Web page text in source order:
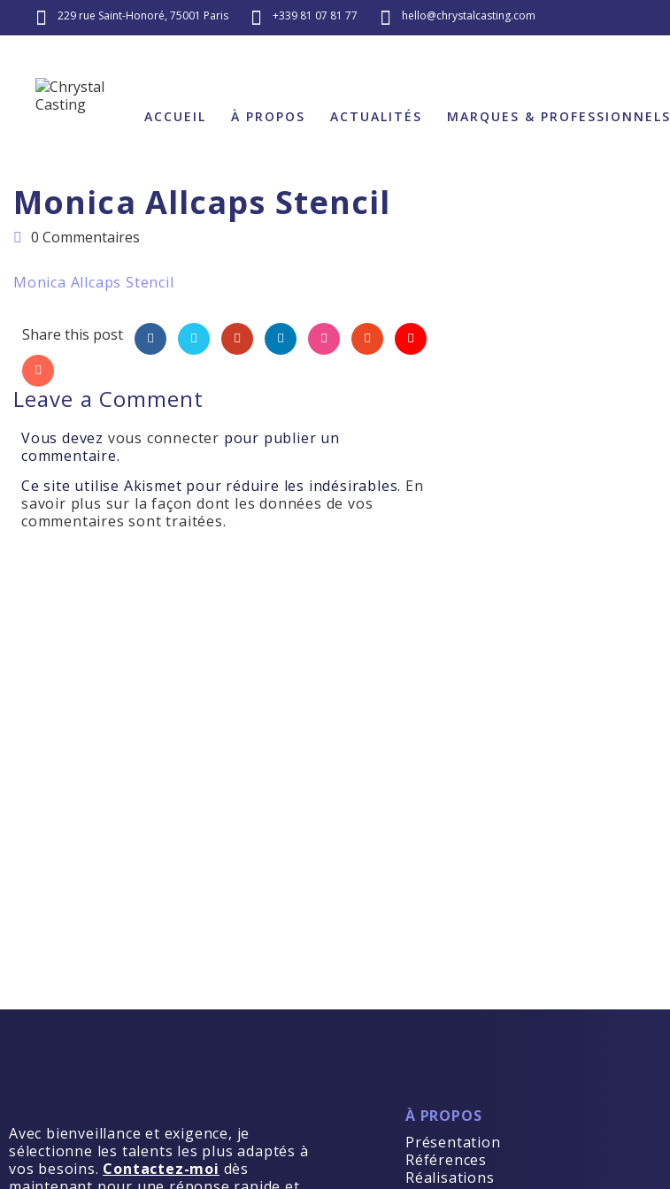
229 rue Saint-Honoré, 75001 Paris +339 81 07 81 77 hello@chrystalcasting.com
ACCUEIL À PROPOS ACTUALITÉS MARQUES & PROFESSIONNELS
Monica Allcaps Stencil
0 Commentaires
Monica Allcaps Stencil
Share this post
Leave a Comment
Vous devez vous connecter pour publier un
commentaire.
Ce site utilise Akismet pour réduire les indésirables. En
savoir plus sur la façon dont les données de vos
commentaires sont traitées.
Avec bienveillance et exigence, je
sélectionne les talents les plus adaptés à
vos besoins. Contactez-moi dès
À PROPOS
Présentation
Références
Réalisations